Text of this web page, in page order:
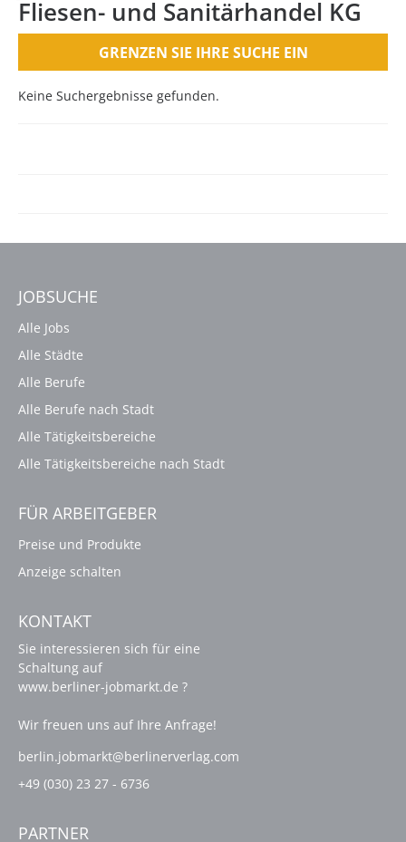
Fliesen- und Sanitärhandel KG
GRENZEN SIE IHRE SUCHE EIN
Keine Suchergebnisse gefunden.
JOBSUCHE
Alle Jobs
Alle Städte
Alle Berufe
Alle Berufe nach Stadt
Alle Tätigkeitsbereiche
Alle Tätigkeitsbereiche nach Stadt
FÜR ARBEITGEBER
Preise und Produkte
Anzeige schalten
KONTAKT
Sie interessieren sich für eine
Schaltung auf
www.berliner-jobmarkt.de ?
Wir freuen uns auf Ihre Anfrage!
berlin.jobmarkt@berlinerverlag.com
+49 (030) 23 27 - 6736
PARTNER